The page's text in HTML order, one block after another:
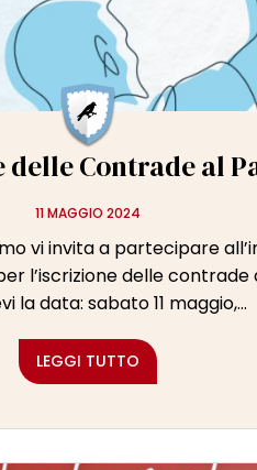
delle Contrade al
11 MAGGIO 2024
vi invita a partecipare
l’iscrizione delle contrade
la data: sabato 11 maggio,...
LEGGI TUTTO